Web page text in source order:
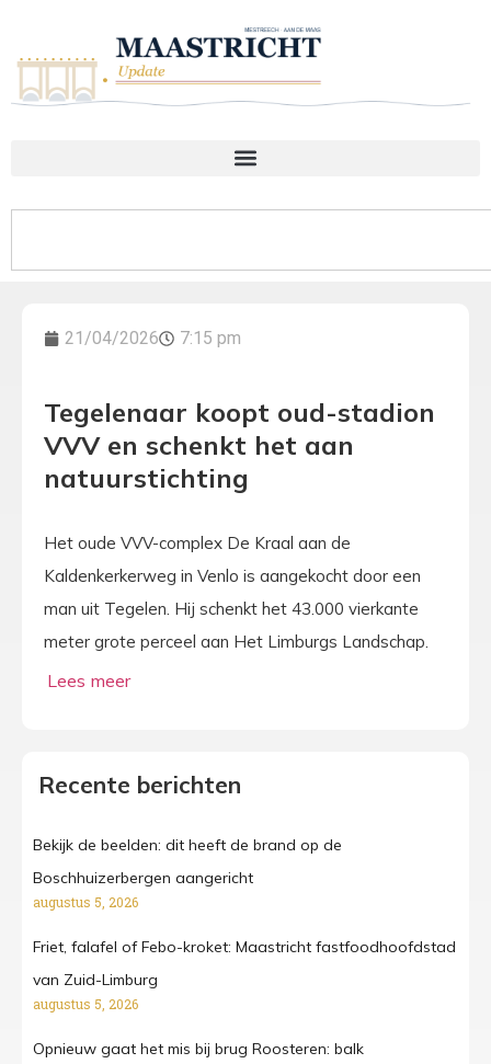
21/04/2026 7:15 pm
Tegelenaar koopt oud-stadion
VVV en schenkt het aan
natuurstichting
Het oude VVV-complex De Kraal aan de
Kaldenkerkerweg in Venlo is aangekocht door een
man uit Tegelen. Hij schenkt het 43.000 vierkante
meter grote perceel aan Het Limburgs Landschap.
Recente berichten
Bekijk de beelden: dit heeft de brand op de
Boschhuizerbergen aangericht
augustus 5, 2026
Friet, falafel of Febo-kroket: Maastricht fastfoodhoofdstad
van Zuid-Limburg
augustus 5, 2026
Opnieuw gaat het mis bij brug Roosteren: balk